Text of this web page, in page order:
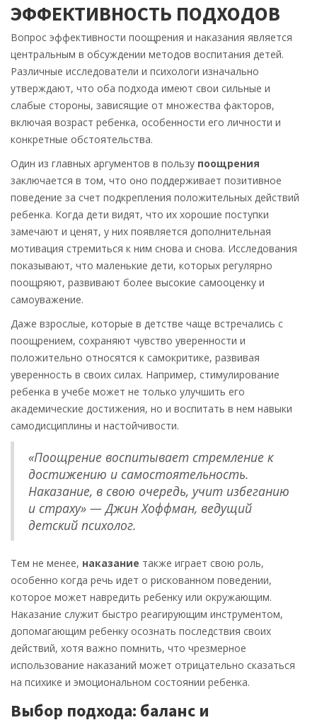
ЭФФЕКТИВНОСТЬ ПОДХОДОВ
Вопрос эффективности поощрения и наказания является
центральным в обсуждении методов воспитания детей.
Различные исследователи и психологи изначально
утверждают, что оба подхода имеют свои сильные и
слабые стороны, зависящие от множества факторов,
включая возраст ребенка, особенности его личности и
конкретные обстоятельства.
Один из главных аргументов в пользу поощрения
заключается в том, что оно поддерживает позитивное
поведение за счет подкрепления положительных действий
ребенка. Когда дети видят, что их хорошие поступки
замечают и ценят, у них появляется дополнительная
мотивация стремиться к ним снова и снова. Исследования
показывают, что маленькие дети, которых регулярно
поощряют, развивают более высокие самооценку и
самоуважение.
Даже взрослые, которые в детстве чаще встречались с
поощрением, сохраняют чувство уверенности и
положительно относятся к самокритике, развивая
уверенность в своих силах. Например, стимулирование
ребенка в учебе может не только улучшить его
академические достижения, но и воспитать в нем навыки
самодисциплины и настойчивости.
«Поощрение воспитывает стремление к
достижению и самостоятельность.
Наказание, в свою очередь, учит избеганию
и страху» — Джин Хоффман, ведущий
детский психолог.
Тем не менее, наказание также играет свою роль,
особенно когда речь идет о рискованном поведении,
которое может навредить ребенку или окружающим.
Наказание служит быстро реагирующим инструментом,
допомагающим ребенку осознать последствия своих
действий, хотя важно помнить, что чрезмерное
использование наказаний может отрицательно сказаться
на психике и эмоциональном состоянии ребенка.
Выбор подхода: баланс и